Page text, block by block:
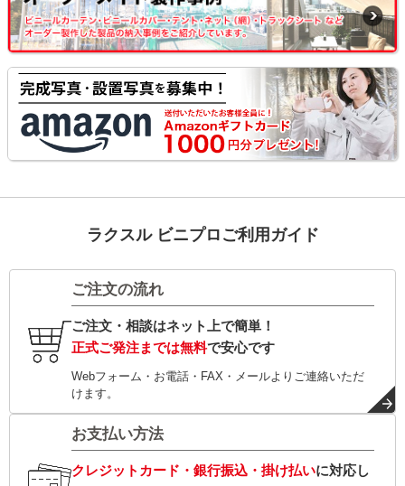
ラクスル ビニプロご利用ガイド
ご注文の流れ
ご注文・相談はネット上で簡単！
正式ご発注までは無料で安心です
Webフォーム・お電話・FAX・メールよりご連絡いただ
けます。
お支払い方法
クレジットカード・銀行振込・掛け払いに対応し